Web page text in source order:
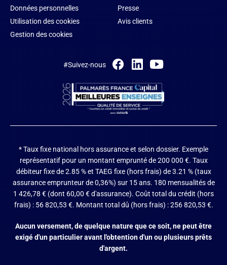
Données personnelles
Utilisation des cookies
Gestion des cookies
Presse
Avis clients
#Suivez-nous
* Taux fixe national hors assurance et selon dossier. Exemple
représentatif pour un montant emprunté de 200 000 €. Taux
débiteur fixe de 2.85 % et TAEG fixe (hors frais) de 3.21 % (taux
assurance emprunteur de 0,36%) sur 15 ans. 180 mensualités de
1 426,78 € (dont 60,00 € d'assurance). Coût total du crédit (hors
frais) : 56 820,53 €. Montant total dû (hors frais) : 256 820,53 €.
Aucun versement, de quelque nature que ce soit, ne peut être
exigé d'un particulier avant l'obtention d'un ou plusieurs prêts
d'argent.